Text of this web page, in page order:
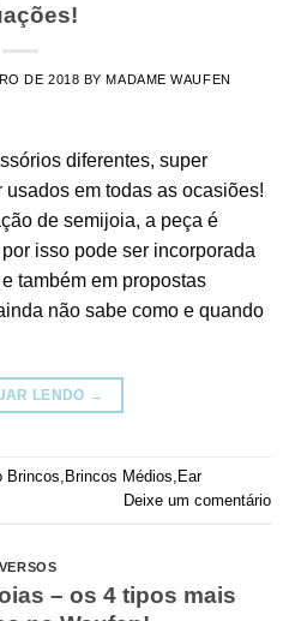
DE 2018 BYMADAME WAUFEN
diferentes, super
em todas as ocasiões!
de semijoia, a peça é
isso pode ser incorporada
também em propostas
não sabe como e quando
LENDO →
Brincos, Brincos Médios, Ear
Deixe um comentário
– os 4 tipos mais